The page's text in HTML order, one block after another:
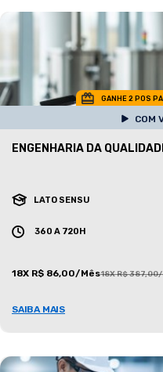
GANHE 2 POS
COM
ENGENHARIA DA
LATO SENSU
360 A 720H
18X R$ 86,00/Mês18X R$ 387,00/
SAIBA MAIS